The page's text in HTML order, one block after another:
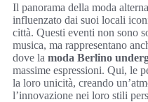
Il panorama della moda
influenzato dai suoi locali
città. Questi eventi non sono
musica, ma rappresentano
dove la moda Berlino
massime espressioni. Qui, le
la loro unicità, creando
l’innovazione nei loro stili